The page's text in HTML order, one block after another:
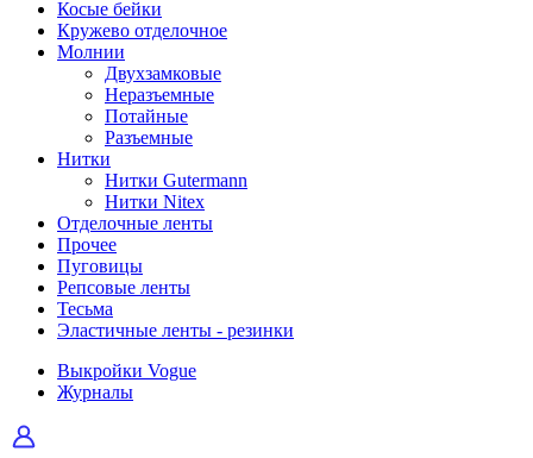
Косые бейки
Кружево отделочное
Молнии
Двухзамковые
Неразъемные
Потайные
Разъемные
Нитки
Нитки Gutermann
Нитки Nitex
Отделочные ленты
Прочее
Пуговицы
Репсовые ленты
Тесьма
Эластичные ленты - резинки
Выкройки Vogue
Журналы